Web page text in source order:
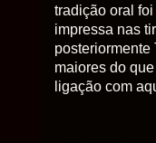
tradição oral
impressa nas
posteriormente
maiores do
ligação com